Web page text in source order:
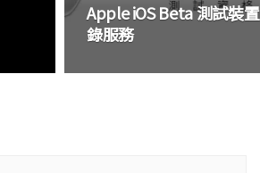
Apple iOS Beta 測試裝
錄服務